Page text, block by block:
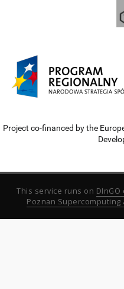
Project co-financed by the
This service runs on DInGO
Poznan Supercomputing